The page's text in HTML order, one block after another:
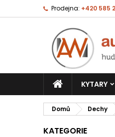
Prodejna: +420 585
KYTARY
Domů Dechy
KATEGORIE